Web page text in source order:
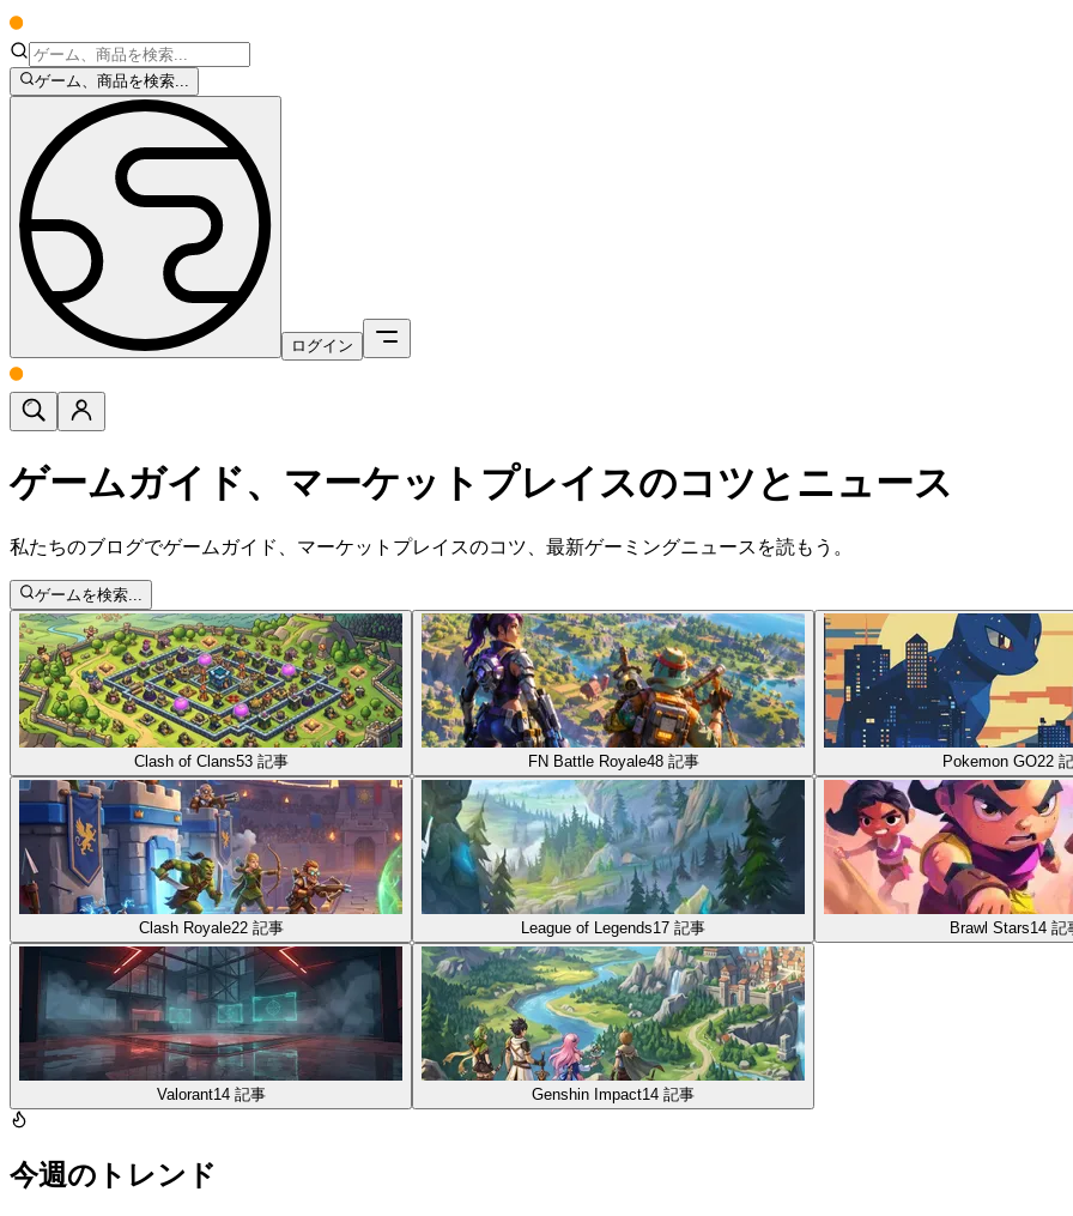
ゲーム、商品を検索...
ログイン
ゲームガイド、マーケットプレイスのコツとニュース
私たちのブログでゲームガイド、マーケットプレイスのコツ、最新ゲーミングニュースを読もう。
ゲームを検索...
Clash of Clans53 記事 FN Battle Royale48 記事 Pokemon GO22
Clash Royale22 記事 League of Legends17 記事 Brawl Stars14 記
Valorant14 記事 Genshin Impact14 記事
今週のトレンド